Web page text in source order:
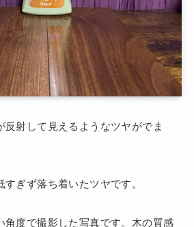
反射して見えるようなツヤがでま
ぎず落ち着いたツヤです。
角度で撮影した写真です。木の質感